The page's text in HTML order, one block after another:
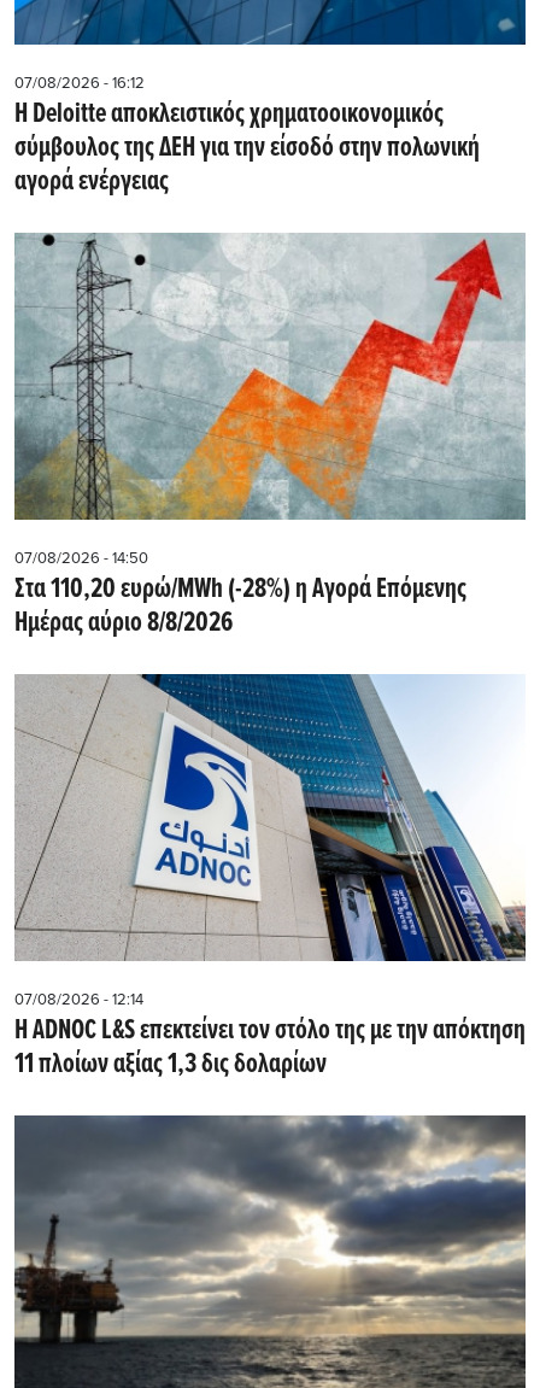
07/08/2026 - 16:12
Η Deloitte αποκλειστικός χρηματοοικονομικός
σύμβουλος της ΔΕΗ για την είσοδό στην πολωνική
αγορά ενέργειας
07/08/2026 - 14:50
Στα 110,20 ευρώ/MWh (-28%) η Αγορά Επόμενης
Ημέρας αύριο 8/8/2026
07/08/2026 - 12:14
Η ADNOC L&S επεκτείνει τον στόλο της με την απόκτηση
11 πλοίων αξίας 1,3 δις δολαρίων